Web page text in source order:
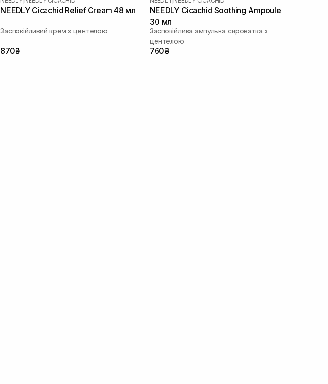
NEEDLY Cicachid Relief Cream 48 мл
Заспокійливий крем з центелою
870₴
NEEDLY Cicachid Soothing Ampoule
30 мл
Заспокійлива ампульна сироватка з
центелою
760₴